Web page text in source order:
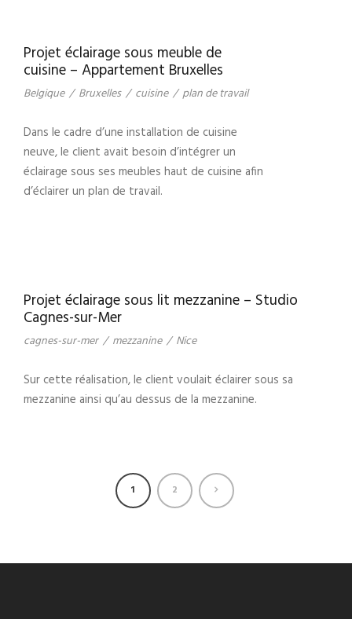
Projet éclairage sous meuble de
cuisine – Appartement Bruxelles
Belgique / Bruxelles / cuisine / plan de travail
Dans le cadre d’une installation de cuisine
neuve, le client avait besoin d’intégrer un
éclairage sous ses meubles haut de cuisine afin
d’éclairer un plan de travail.
Projet éclairage sous lit mezzanine – Studio
Cagnes-sur-Mer
cagnes-sur-mer / mezzanine / Nice
Sur cette réalisation, le client voulait éclairer sous sa
mezzanine ainsi qu’au dessus de la mezzanine.
1 2